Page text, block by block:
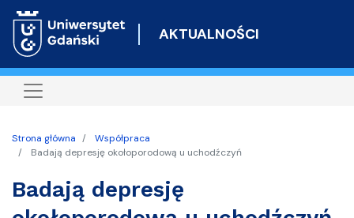
do
AKTUALNOŚCI
Strona główna
Współpraca
Badają depresję okołoporodową u uchodźczyń
Badają depresję